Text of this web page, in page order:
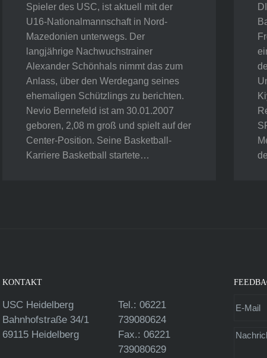
Spieler des USC, ist aktuell mit der
U16-Nationalmannschaft in Nord-
Mazedonien unterwegs. Der
langjährige Nachwuchstrainer
Alexander Schönhals nimmt das zum
Anlass, über den Werdegang seines
ehemaligen Schützlings zu berichten.
Nevio Bennefeld ist am 30.01.2007
geboren, 2,08 m groß und spielt auf der
Center-Position. Seine Basketball-
Karriere Basketball startete…
KONTAKT
USC Heidelberg
Bahnhofstraße 34/1
69115 Heidelberg
Tel.: 06221
739080624
Fax.: 06221
739080629